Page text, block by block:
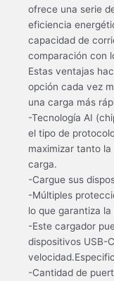
ofrece una serie
eficiencia
capacidad de
comparación con
Estas ventajas
opción cada vez
una carga más
-Tecnología AI
el tipo de
maximizar tanto
carga.
-Cargue sus
-Múltiples
lo que garantiza
-Este cargador
dispositivos USB-
-Cantidad de